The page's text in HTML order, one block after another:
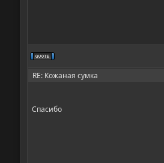
RE: Кожаная сумка
Спасибо